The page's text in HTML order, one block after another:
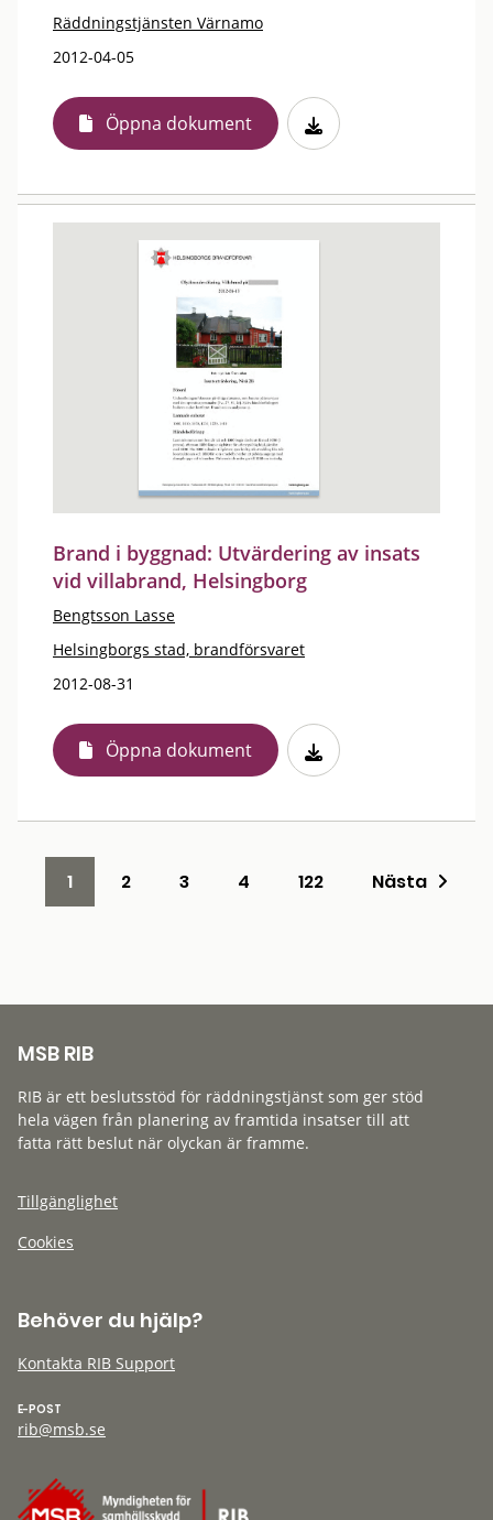
Räddningstjänsten Värnamo
2012-04-05
Öppna dokument
Brand i byggnad: Utvärdering av insats
vid villabrand, Helsingborg
Bengtsson Lasse
Helsingborgs stad, brandförsvaret
2012-08-31
Öppna dokument
1 2 3 4 122 Nästa
MSB RIB
RIB är ett beslutsstöd för räddningstjänst som ger stöd
hela vägen från planering av framtida insatser till att
fatta rätt beslut när olyckan är framme.
Tillgänglighet
Cookies
Behöver du hjälp?
Kontakta RIB Support
E-POST
rib@msb.se